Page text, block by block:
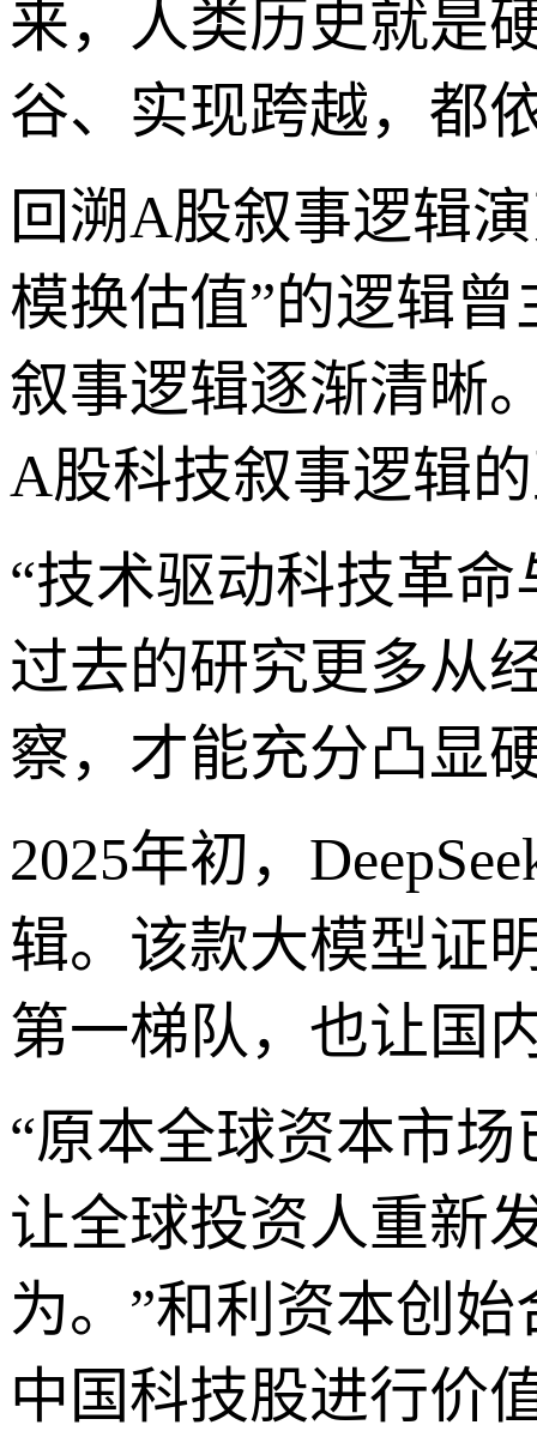
来，人类历史就是
谷、实现跨越，都
回溯A股叙事逻辑
模换估值”的逻辑
叙事逻辑逐渐清晰
A股科技叙事逻辑
“技术驱动科技革
过去的研究更多从
察，才能充分凸显
2025年初，
辑。该款大模型证
第一梯队，也让国
“原本全球资本市
让全球投资人重新
为。”和利资本创
中国科技股进行价